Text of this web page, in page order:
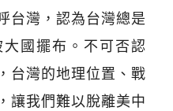
台灣，認為台灣總是
國擺布。不可否認
台灣的地理位置、戰
讓我們難以脫離美中